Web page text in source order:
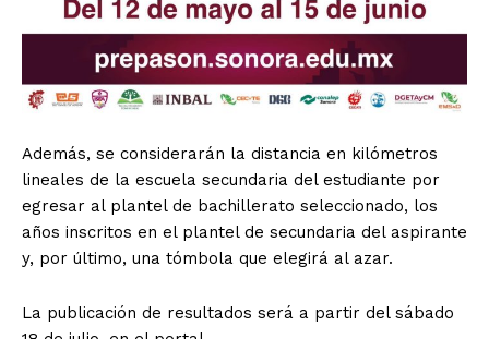
Además, se considerarán la distancia en kilómetros
lineales de la escuela secundaria del estudiante por
egresar al plantel de bachillerato seleccionado, los
años inscritos en el plantel de secundaria del aspirante
y, por último, una tómbola que elegirá al azar.
La publicación de resultados será a partir del sábado